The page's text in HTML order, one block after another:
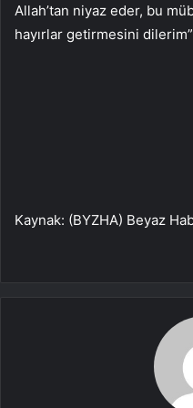
Allah’tan niyaz eder, bu
hayırlar getirmesini
Kaynak: (BYZHA) Beyaz